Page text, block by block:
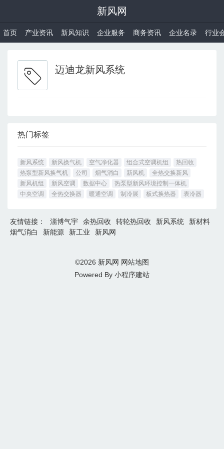
新风网
首页 产业资讯 新风知识 企业服务 商务资讯 企业名录 行业
迈迪龙新风系统
热门标签
新风系统 新风换气机 空气净化器 组合式空调机组
热回收
热泵型新风换气机
公司 烟气消白 新风机
全热交换新风
新风机组
新风空调 数据中心
热泵型新风环境控制一体机
中央空调
全热交换器 暖通空调 制冷展 板式换热器 表冷器
友情链接： 淄博气宇 余热回收 转轮热回收 新风系统
新材料
烟气消白
新能源 新工业 新风网
©2026 新风网 网站地图
Powered By 小程序建站